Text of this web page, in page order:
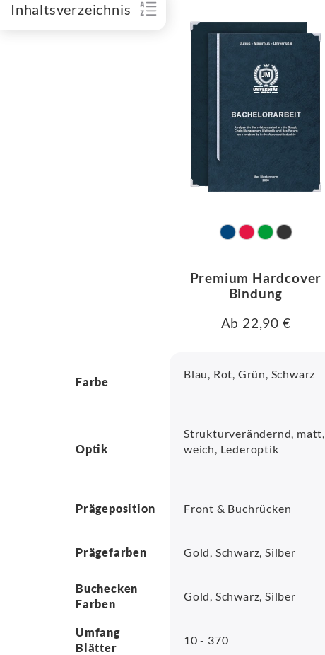
Inhaltsverzeichnis
Premium Hardcover
Bindung
Ab 22,90 €
Farbe
Blau, Rot, Grün, Schwarz
Optik
Strukturverändernd, matt,
weich, Lederoptik
Prägeposition Front & Buchrücken
Prägefarben Gold, Schwarz, Silber
Buchecken
Farben
Gold, Schwarz, Silber
Umfang
Blätter
10 - 370